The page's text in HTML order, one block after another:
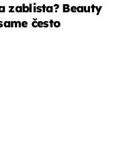
zablista? Beauty
često